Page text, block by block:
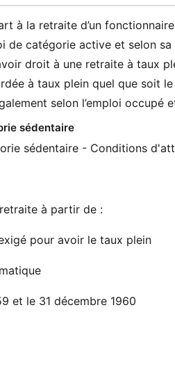
à la retraite d’un
de catégorie active et selon
droit à une retraite à taux
à taux plein quel que soit
selon l’emploi occupé
sédentaire
sédentaire - Conditions
à partir de :
pour avoir le taux plein
et le 31 décembre 1960